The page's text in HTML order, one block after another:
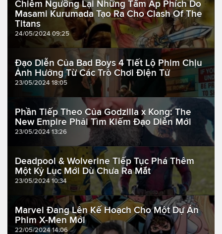
Chiêm Ngưỡng Lại Những Tấm Áp Phích Do
Masami Kurumada Tạo Ra Cho Clash Of The
Titans
24/05/2024 09:25
Đạo Diễn Của Bad Boys 4 Tiết Lộ Phim Chịu
Ảnh Hưởng Từ Các Trò Chơi Điện Tử
23/05/2024 18:05
Phần Tiếp Theo Của Godzilla x Kong: The
New Empire Phải Tìm Kiếm Đạo Diễn Mới
23/05/2024 13:26
Deadpool & Wolverine Tiếp Tục Phá Thêm
Một Kỷ Lục Mới Dù Chưa Ra Mắt
23/05/2024 10:34
Marvel Đang Lên Kế Hoạch Cho Một Dự Án
Phim X-Men Mới
22/05/2024 14:06